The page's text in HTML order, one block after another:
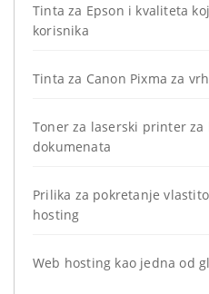
Tinta za Epson i kvaliteta
korisnika
Tinta za Canon Pixma za
Toner za laserski printer
dokumenata
Prilika za pokretanje
hosting
Web hosting kao jedna od